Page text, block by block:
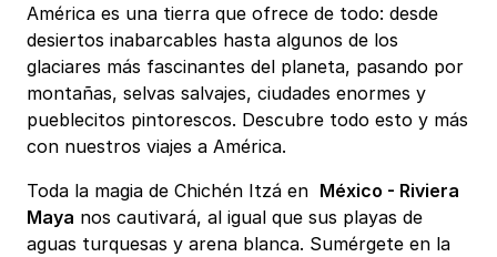
América es una tierra que ofrece de todo: desde
desiertos inabarcables hasta algunos de los
glaciares más fascinantes del planeta, pasando por
montañas, selvas salvajes, ciudades enormes y
pueblecitos pintorescos. Descubre todo esto y más
con nuestros viajes a América.
Toda la magia de Chichén Itzá en México - Riviera
Maya nos cautivará, al igual que sus playas de
aguas turquesas y arena blanca. Sumérgete en la